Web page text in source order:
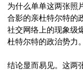
为什么单单这两张照
合影的亲杜特尔特的
社交网络上的现象级
杜特尔特的政治势力。
结论显而易见。这两